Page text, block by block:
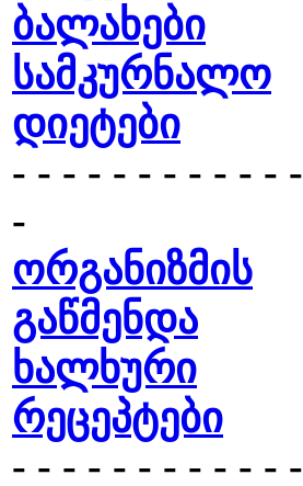
ბალახები
სამკურნალო
დიეტები
- - - - - - - - - - - -
-
ორგანიზმის
გაწმენდა
ხალხური
რეცეპტები
- - - - - - - - - - - -